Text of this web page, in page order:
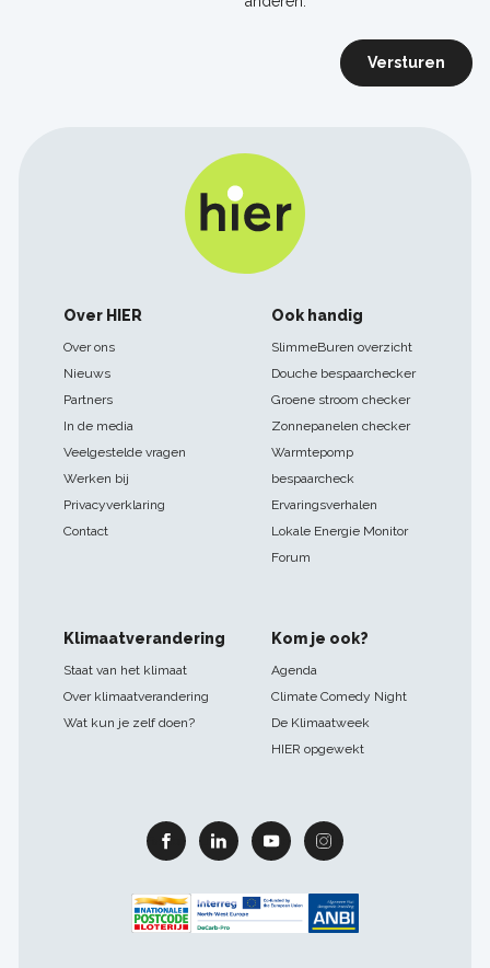
Versturen
Footer
navigatie
Over HIER
Over ons
Nieuws
Partners
In de media
Veelgestelde vragen
Werken bij
Privacyverklaring
Contact
Ook handig
SlimmeBuren overzicht
Douche bespaarchecker
Groene stroom checker
Zonnepanelen checker
Warmtepomp
bespaarcheck
Ervaringsverhalen
Lokale Energie Monitor
Forum
Klimaatverandering
Staat van het klimaat
Over klimaatverandering
Wat kun je zelf doen?
Kom je ook?
Agenda
Climate Comedy Night
De Klimaatweek
HIER opgewekt
Facebook Linkedin Youtube Instagram